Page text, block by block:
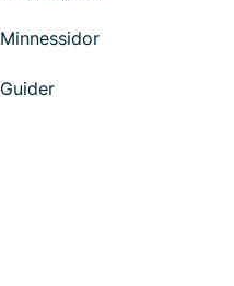
Minnessidor
Guider